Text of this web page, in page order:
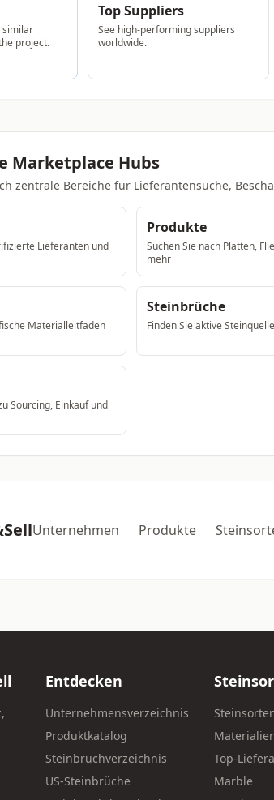
similar
project.
Top Suppliers
See high-performing suppliers
worldwide.
Marketplace Hubs
zentrale Bereiche fur Lieferantensuche,
Lieferanten und
Produkte
Suchen Sie nach Platten,
mehr
Materialleitfaden
Steinbrüche
Finden Sie aktive
Sourcing, Einkauf und
Unternehmen Produkte
Entdecken
Unternehmensverzeichnis
Produktkatalog
Steinbruchverzeichnis
US-Steinbrüche
Top-
Marble